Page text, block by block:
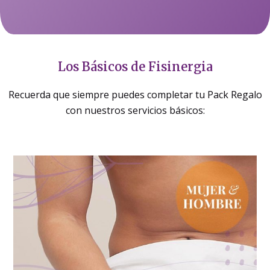
Los Básicos de Fisinergia
Recuerda que siempre puedes completar tu Pack Regalo
con nuestros servicios básicos: